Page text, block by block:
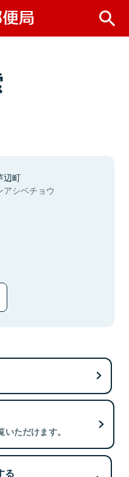
辺町
アシベチョウ
ただけます。
る